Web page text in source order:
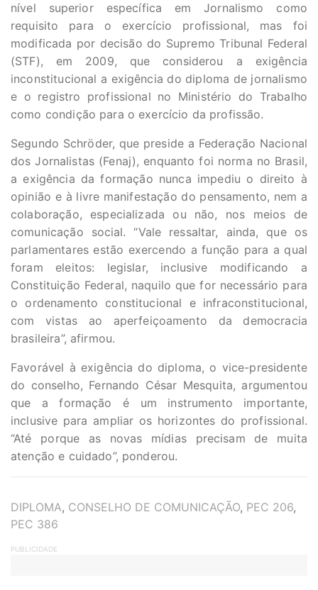
nível superior específica em Jornalismo como
requisito para o exercício profissional, mas foi
modificada por decisão do Supremo Tribunal Federal
(STF), em 2009, que considerou a exigência
inconstitucional a exigência do diploma de jornalismo
e o registro profissional no Ministério do Trabalho
como condição para o exercício da profissão.
Segundo Schröder, que preside a Federação Nacional
dos Jornalistas (Fenaj), enquanto foi norma no Brasil,
a exigência da formação nunca impediu o direito à
opinião e à livre manifestação do pensamento, nem a
colaboração, especializada ou não, nos meios de
comunicação social. “Vale ressaltar, ainda, que os
parlamentares estão exercendo a função para a qual
foram eleitos: legislar, inclusive modificando a
Constituição Federal, naquilo que for necessário para
o ordenamento constitucional e infraconstitucional,
com vistas ao aperfeiçoamento da democracia
brasileira”, afirmou.
Favorável à exigência do diploma, o vice-presidente
do conselho, Fernando César Mesquita, argumentou
que a formação é um instrumento importante,
inclusive para ampliar os horizontes do profissional.
“Até porque as novas mídias precisam de muita
atenção e cuidado”, ponderou.
TAGS
DIPLOMA, CONSELHO DE COMUNICAÇÃO, PEC 206,
PEC 386
PUBLICIDADE